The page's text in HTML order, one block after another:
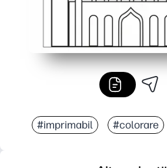
#imprimabil #colorare